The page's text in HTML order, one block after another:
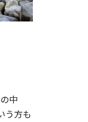
中
う方も